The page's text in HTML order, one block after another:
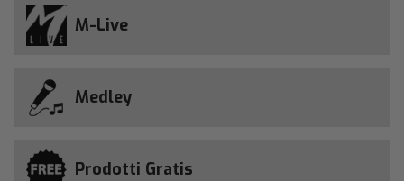
M-Live
Medley
Prodotti Gratis